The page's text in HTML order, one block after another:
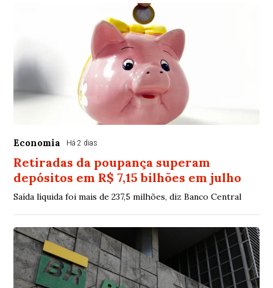
Economia Há 2 dias
Retiradas da poupança superam
depósitos em R$ 7,15 bilhões em julho
Saída líquida foi mais de 237,5 milhões, diz Banco Central